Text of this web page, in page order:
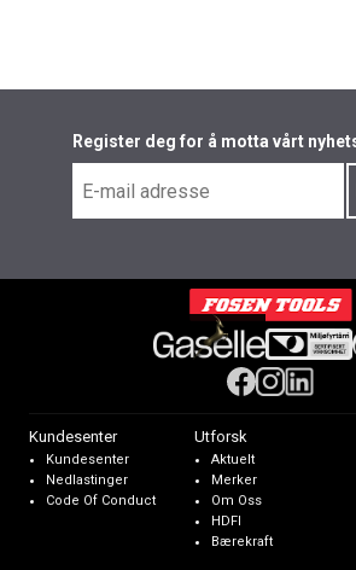
Register deg for å motta vårt
Kundesenter
Kundesenter
Nedlastinger
Code Of Conduct
Utforsk
Aktuelt
Merker
Om Oss
HDFI
Bærekraft